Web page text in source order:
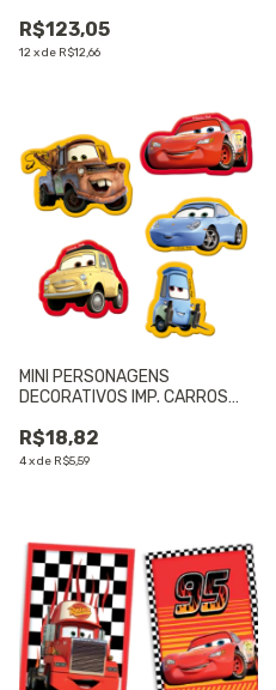
R$123,05
12xde R$12,66
MINI PERSONAGENS
DECORATIVOS IMP. CARROS
R$18,82
4xde R$5,59